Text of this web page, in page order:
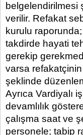
belgelendirilmesi
verilir. Refakat
kurulu
takdirde hayati
gerekip
varsa
şeklinde
Ayrıca Vardiyalı
devamlılık
çalışma saat ve
personele; tabip